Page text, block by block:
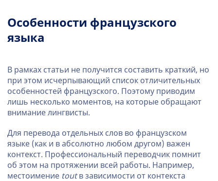
Особенности французского
языка
В рамках статьи не получится составить краткий, но
при этом исчерпывающий список отличительных
особенностей французского. Поэтому приводим
лишь несколько моментов, на которые обращают
внимание лингвисты.
Для перевода отдельных слов во французском
языке (как и в абсолютно любом другом) важен
контекст. Профессиональный переводчик помнит
об этом на протяжении всей работы. Например,
местоимение toutв зависимости от контекста